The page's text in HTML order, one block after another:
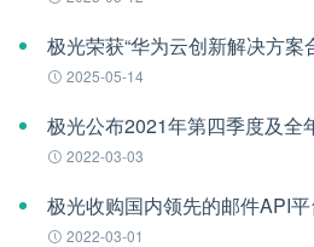
极光荣获“华为云创新解决方案
2025-05-14
极光公布2021年第四季度及全
2022-03-03
极光收购国内领先的邮件API
2022-03-01